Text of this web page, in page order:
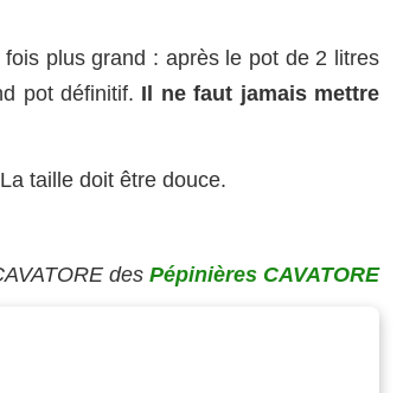
plus grand : après le pot de 2 litres
pot définitif. Il ne faut jamais mettre
taille doit être douce.
des Pépinières CAVATORE